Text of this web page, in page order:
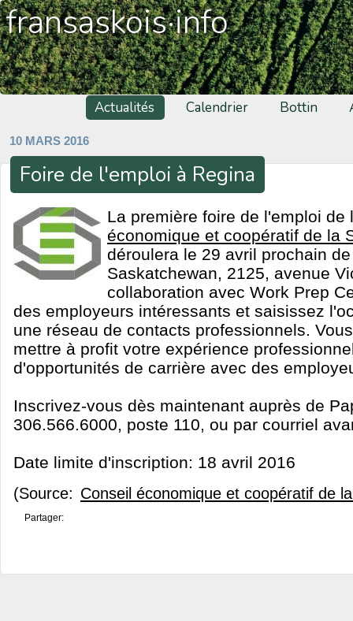
fransaskois·info
Actualités Calendrier Bottin
10 MARS 2016
Foire de l'emploi à Regina
La première foire de l'emploi
économique et coopératif de la
déroulera le 29 avril prochain
Saskatchewan, 2125, avenue
collaboration avec Work Prep
des employeurs intéressants et saisissez
une réseau de contacts professionnels.
mettre à profit votre expérience
d'opportunités de carrière avec des
Inscrivez-vous dès maintenant auprès de
306.566.6000, poste 110, ou par courriel
Date limite d'inscription: 18 avril 2016
(Source: Conseil économique et coopératif de
Partager: